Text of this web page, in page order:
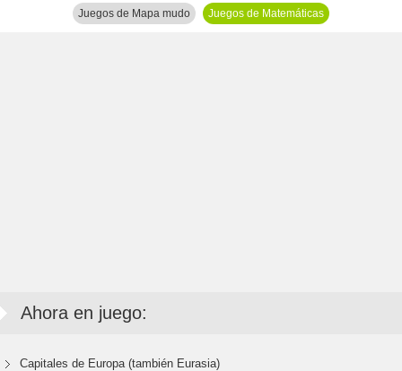
Juegos de Mapa mudo Juegos de Matemáticas
Ahora en juego:
Capitales de Europa (también Eurasia)